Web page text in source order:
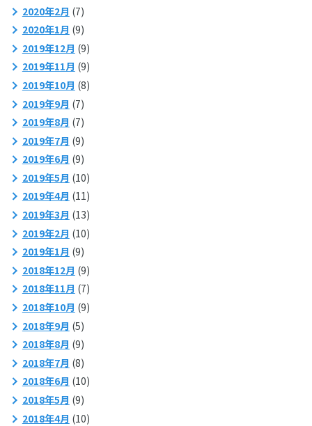
2020年2月 (7)
2020年1月 (9)
2019年12月 (9)
2019年11月 (9)
2019年10月 (8)
2019年9月 (7)
2019年8月 (7)
2019年7月 (9)
2019年6月 (9)
2019年5月 (10)
2019年4月 (11)
2019年3月 (13)
2019年2月 (10)
2019年1月 (9)
2018年12月 (9)
2018年11月 (7)
2018年10月 (9)
2018年9月 (5)
2018年8月 (9)
2018年7月 (8)
2018年6月 (10)
2018年5月 (9)
2018年4月 (10)